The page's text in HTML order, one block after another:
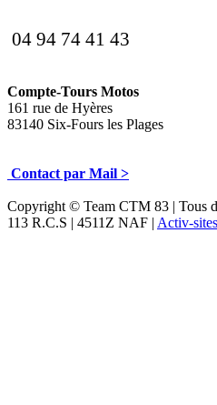
04 94 74 41 43
Compte-Tours Motos
161 rue de Hyères
83140 Six-Fours les Plages
Contact par Mail >
Copyright © Team CTM 83 | Tous
113 R.C.S | 4511Z NAF | Activ-sites